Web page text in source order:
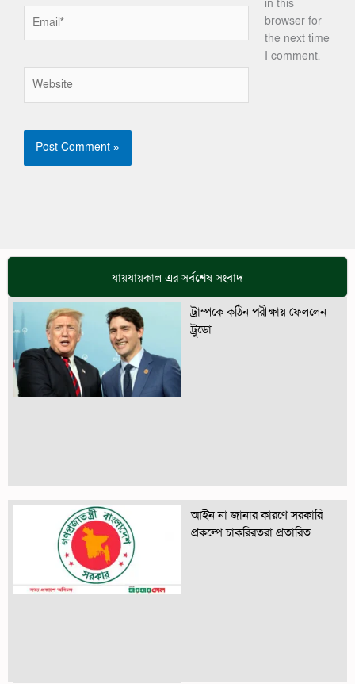
in this
browser for
the next time
I comment.
যায়যায়কাল এর সর্বশেষ সংবাদ
ট্রাম্পকে কঠিন পরীক্ষায় ফেললেন
ট্রুডো
আইন না জানার কারণে সরকারি
প্রকল্পে চাকরিরতরা প্রতারিত